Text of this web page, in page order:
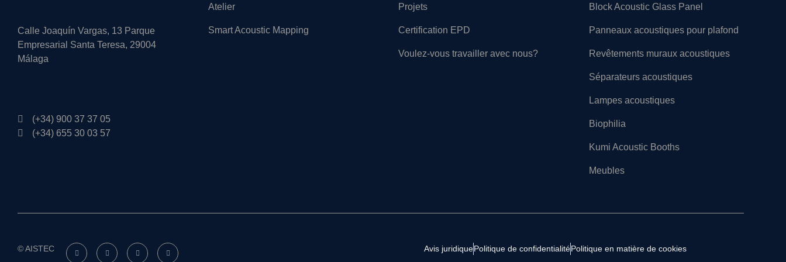
Calle Joaquín Vargas, 13 Parque
Empresarial Santa Teresa, 29004
Málaga
(+34) 900 37 37 05
(+34) 655 30 03 57
Atelier
Smart Acoustic Mapping
Projets
Certification EPD
Voulez-vous travailler avec nous?
Block Acoustic Glass Panel
Panneaux acoustiques pour plafond
Revêtements muraux acoustiques
Séparateurs acoustiques
Lampes acoustiques
Biophilia
Kumi Acoustic Booths
Meubles
© AISTEC Avis juridiquePolitique de confidentialitéPolitique en matière de cookies